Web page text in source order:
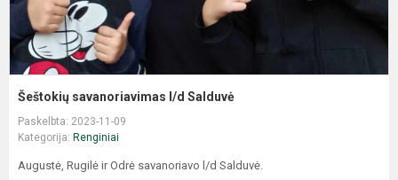
Šeštokių savanoriavimas l/d Salduvė
Paskelbta: 2023-11-09
Kategorija: Renginiai
Augustė, Rugilė ir Odrė savanoriavo l/d Salduvė.